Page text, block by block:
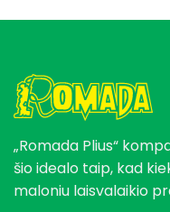
„Romada Plius“
šio idealo taip, kad
maloniu laisvalaikio